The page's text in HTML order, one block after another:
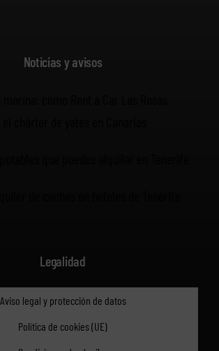
Noticias y avisos
Legalidad
Aviso legal y protección de datos
Política de cookies (UE)